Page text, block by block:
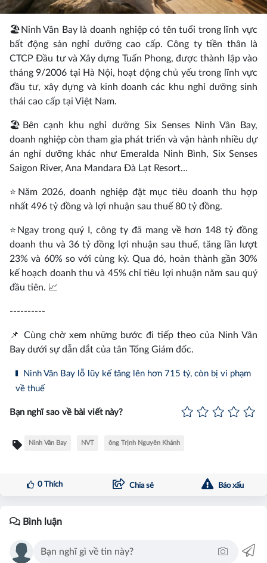
🏖️Ninh Vân Bay là doanh nghiệp có tên tuổi trong lĩnh vực
bất động sản nghỉ dưỡng cao cấp. Công ty tiền thân là
CTCP Đầu tư và Xây dựng Tuấn Phong, được thành lập vào
tháng 9/2006 tại Hà Nội, hoạt động chủ yếu trong lĩnh vực
đầu tư, xây dựng và kinh doanh các khu nghỉ dưỡng sinh
thái cao cấp tại Việt Nam.
🏖️Bên cạnh khu nghỉ dưỡng Six Senses Ninh Vân Bay,
doanh nghiệp còn tham gia phát triển và vận hành nhiều dự
án nghỉ dưỡng khác như Emeralda Ninh Bình, Six Senses
Saigon River, Ana Mandara Đà Lạt Resort…
⭐Năm 2026, doanh nghiệp đặt mục tiêu doanh thu hợp
nhất 496 tỷ đồng và lợi nhuận sau thuế 80 tỷ đồng.
⭐Ngay trong quý I, công ty đã mang về hơn 148 tỷ đồng
doanh thu và 36 tỷ đồng lợi nhuận sau thuế, tăng lần lượt
23% và 60% so với cùng kỳ. Qua đó, hoàn thành gần 30%
kế hoạch doanh thu và 45% chỉ tiêu lợi nhuận năm sau quý
đầu tiên. 📈
----------
📌 Cùng chờ xem những bước đi tiếp theo của Ninh Vân
Bay dưới sự dẫn dắt của tân Tổng Giám đốc.
Ninh Vân Bay lỗ lũy kế tăng lên hơn 715 tỷ, còn bị vi phạm
về thuế
Bạn nghĩ sao về bài viết này?
Ninh Vân Bay NVT ông Trịnh Nguyên Khánh
0Thích Chia sẻ Báo xấu
Bình luận